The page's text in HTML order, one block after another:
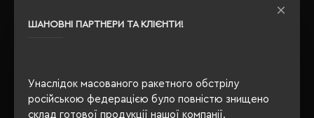
ШАНОВНІ ПАРТНЕРИ ТА КЛІЄНТИ!
Унаслідок масованого ракетного обстрілу
російською федерацією було повністю знищено
склад готової продукції нашої компанії.
РЕКОМЕНДУЄМО